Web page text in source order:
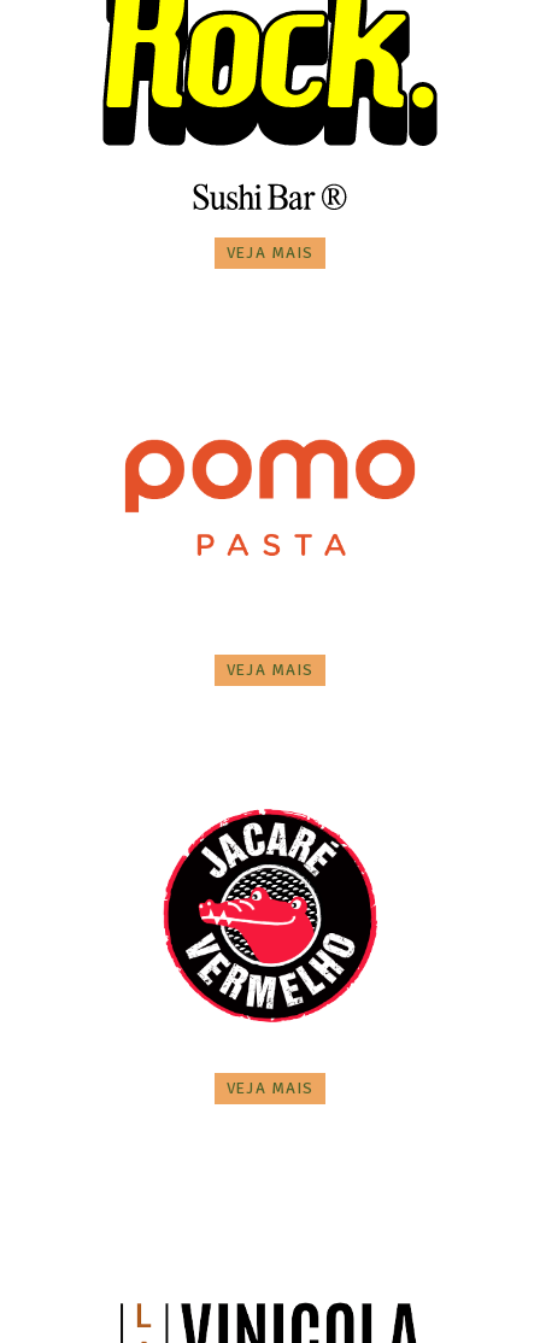
VEJA MAIS
VEJA MAIS
VEJA MAIS